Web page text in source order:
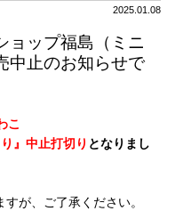
2025.01.08
ップ福島（ミニ
中止のお知らせで
こ
』中止打切り となりまし
が、ご了承ください。